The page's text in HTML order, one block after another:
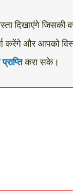
दिखाएंगे
करेंगे और आपको
करा सके।